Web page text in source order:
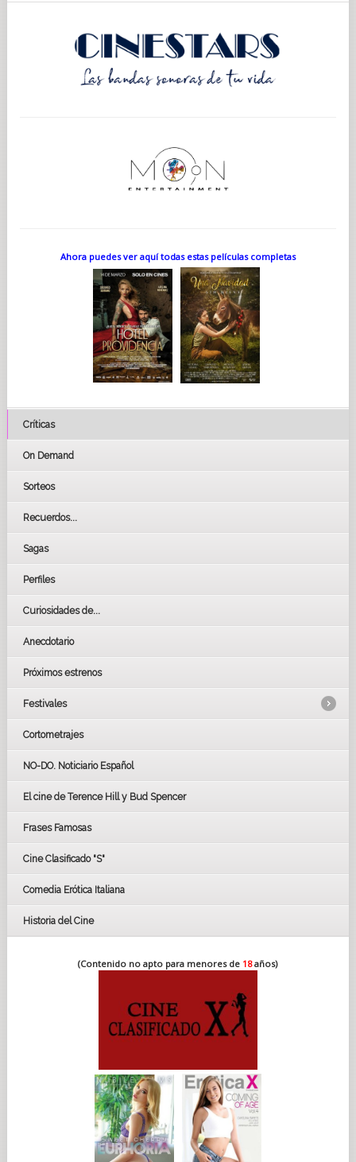
Ahora puedes ver aquí todas estas películas completas
Críticas
On Demand
Sorteos
Recuerdos...
Sagas
Perfiles
Curiosidades de...
Anecdotario
Próximos estrenos
Festivales
LOS OSCARS
GOYAS
BAFTA
Cortometrajes
NO-DO. Noticiario Español
El cine de Terence Hill y Bud Spencer
Frases Famosas
Cine Clasificado "S"
Comedia Erótica Italiana
Historia del Cine
(Contenido no apto para menores de 18años)